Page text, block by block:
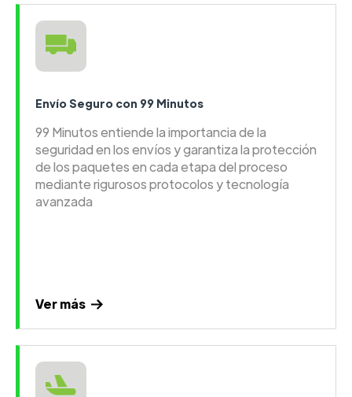
Envío Seguro con 99 Minutos
99 Minutos entiende la importancia de la
seguridad en los envíos y garantiza la protección
de los paquetes en cada etapa del proceso
mediante rigurosos protocolos y tecnología
avanzada
Ver más